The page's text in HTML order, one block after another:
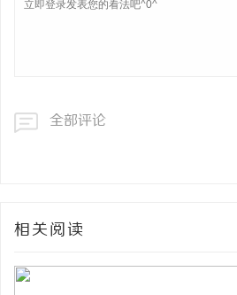
全部评论
相关阅读